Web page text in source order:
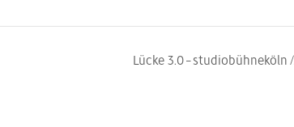
Lücke 3.0 – studiobühneköln